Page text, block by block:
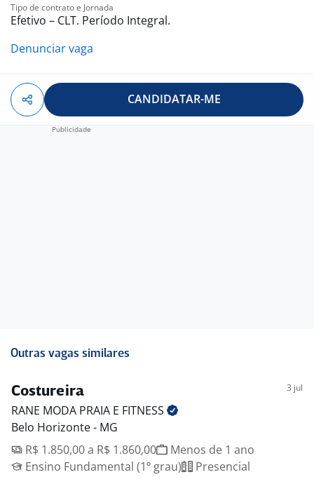
Tipo de contrato e Jornada
Efetivo – CLT. Período Integral.
Denunciar vaga
CANDIDATAR-ME
Outras vagas similares
Costureira 3 jul
RANE MODA PRAIA E FITNESS
Belo Horizonte - MG
R$ 1.850,00 a R$ 1.860,00
Menos de 1 ano
Ensino Fundamental (1º grau)
Presencial